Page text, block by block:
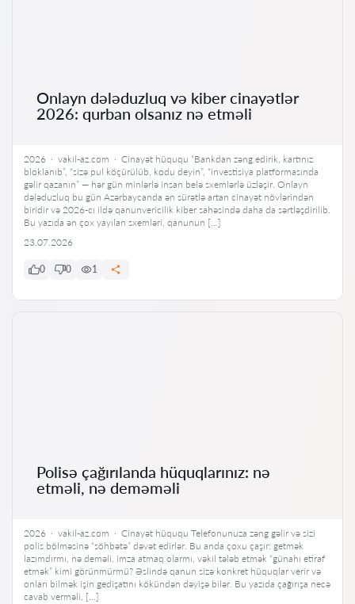
Onlayn dələduzluq və kiber cinayətlər
2026: qurban olsanız nə etməli
2026 · vakil-az.com · Cinayət hüququ “Bankdan zəng edirik, kartınız
bloklanıb”, “sizə pul köçürülüb, kodu deyin”, “investisiya platformasında
gəlir qazanın” — hər gün minlərlə insan belə sxemlərlə üzləşir. Onlayn
dələduzluq bu gün Azərbaycanda ən sürətlə artan cinayət növlərindən
biridir və 2026-cı ildə qanunvericilik kiber sahəsində daha da sərtləşdirilib.
Bu yazıda ən çox yayılan sxemləri, qanunun […]
23.07.2026
0 0 1
Polisə çağırılanda hüquqlarınız: nə
etməli, nə deməməli
2026 · vakil-az.com · Cinayət hüququ Telefonunuza zəng gəlir və sizi
polis bölməsinə “söhbətə” dəvət edirlər. Bu anda çoxu çaşır: getmək
lazımdırmı, nə deməli, imza atmaq olarmı, vəkil tələb etmək “günahı etiraf
etmək” kimi görünmürmü? Əslində qanun sizə konkret hüquqlar verir və
onları bilmək işin gedişatını kökündən dəyişə bilər. Bu yazıda çağırışa necə
cavab verməli, […]